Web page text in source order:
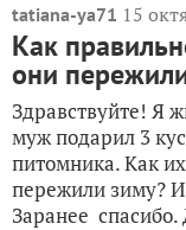
tatiana-ya71 15
Как
они
Здравствуйте! Я
муж подарил 3
питомника. Как
пережили зиму?
Заранее